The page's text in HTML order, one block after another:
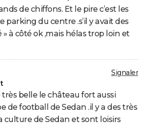
de chiffons. Et le pire c’est les
parking du centre .s’il y avait des
à côté ok ,mais hélas trop loin et
Signaler
belle le château fort aussi
de football de Sedan .il y a des très
culture de Sedan et sont loisirs